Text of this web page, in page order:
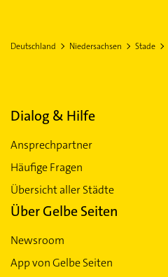
Deutschland Niedersachsen Stade
Dialog & Hilfe
Ansprechpartner
Häufige Fragen
Übersicht aller Städte
Über Gelbe Seiten
Newsroom
App von Gelbe Seiten